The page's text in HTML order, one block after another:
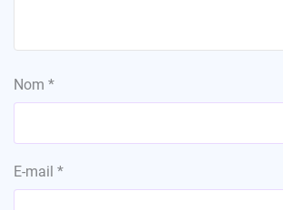
Nom *
E-mail *